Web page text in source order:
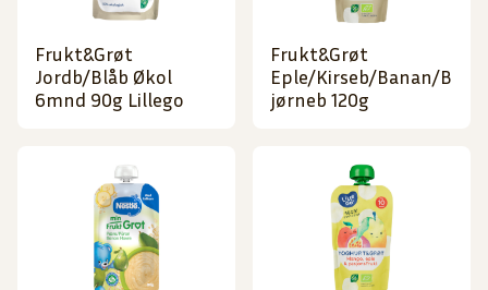
Frukt&Grøt
Jordb/Blåb Økol
6mnd 90g Lillego
Frukt&Grøt
Eple/Kirseb/Banan/B
jørneb 120g